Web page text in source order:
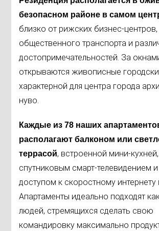
безопасном районе в самом
близко от рижских бизнес-
общественного транспорта и
достопримечательностей. За
открываются живописные
характерной для центра города
нуво.
Каждые из 78 наших
располагают балконом или
террасой, встроенной мини-
спутниковым смарт-телевидением
доступом к скоростному интернету
Апартаменты идеально подходят
людей, стремящихся сделать свою
командировку максимально